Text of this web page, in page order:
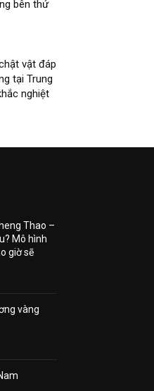
bên thứ
vật đáp
tại Trung
nghiệt
Thao –
Mô hình
giờ sẽ
vàng